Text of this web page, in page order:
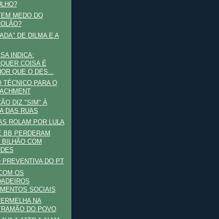
MEDO DO
DE DILMA E A
INDICA:
COISA É
QUE O DES...
TÉCNICO PARA O
DIZ "SIM" À
DAS RUAS
ROLAM POR LULA
BB PERDERAM
BILHÃO COM
PREVENTIVA DO PT
OS
SOCIAIS
NA
DO POVO